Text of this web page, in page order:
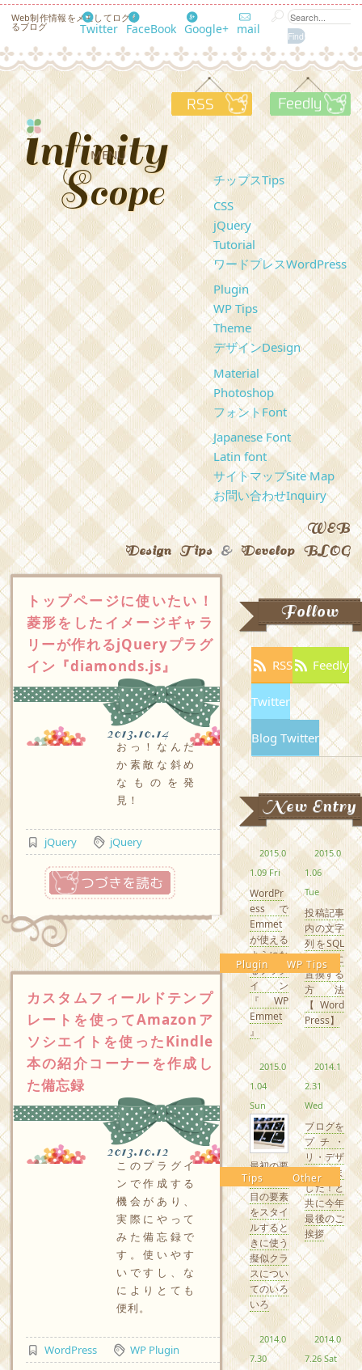
Web制作情報をメモしてログす
るブログ Twitter FaceBook Google+ mail
RSS
MENU
チップスTips
CSS
jQuery
Tutorial
ワードプレスWordPress
Plugin
WP Tips
Theme
デザインDesign
Material
Photoshop
フォントFont
Japanese Font
Latin font
サイトマップSite Map
お問い合わせInquiry
WEB
Design Tips & Develop BLOG
トップページに使いたい！
菱形をしたイメージギャラ
リーが作れるjQueryプラグ
イン『diamonds.js』
2013.10.14
おっ！なんだ
か素敵な斜め
なものを発
見！
jQuery jQuery
つづきを読む
カスタムフィールドテンプ
レートを使ってAmazonア
ソシエイトを使ったKindle
本の紹介コーナーを作成し
た備忘録
2013.10.12
このプラグイ
ンで作成する
機会があり、
実際にやって
みた備忘録で
す。使いやす
いですし、な
によりとても
便利。
WordPress WP Plugin
Follow
RSS Feedly
Twitter
Blog Twitter
New Entry
2015.0
1.09 Fri
Plugin
WordPr
essで
Emmet
が使える
ようにな
るプラグ
イン
『WP
Emmet
』
2015.0
1.06
Tue
WP Tips
投稿記事
内の文字
列をSQL
で一斉に
置換する
方法
【Word
Press】
2015.0
1.04
Sun
Tips
最初の要
素やn番
目の要素
をスタイ
ルすると
きに使う
擬似クラ
スについ
てのいろ
いろ
2014.1
2.31
Wed
Other
ブログを
プチ・
リ・デザ
インしま
した！と
共に今年
最後のご
挨拶
2014.0
7.30
2014.0
7.26 Sat